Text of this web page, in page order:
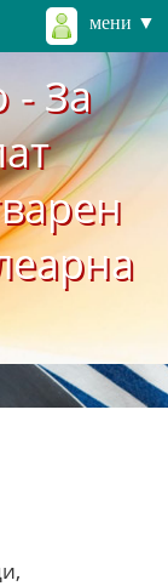
мени ▼
- За